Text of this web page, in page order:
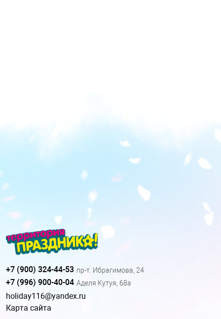
+7 (900) 324-44-53 пр-т. Ибрагимова, 24
+7 (996) 900-40-04 Аделя Кутуя, 68а
holiday116@yandex.ru
Карта сайта